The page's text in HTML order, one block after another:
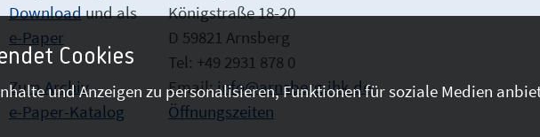
Downloadund als
e-Paper
Zum Archiv
e-Paper-Katalog
Königstraße 18-20
D 59821 Arnsberg
Tel: +49 2931 878 0
Email:info@arnsberg.ihk.de
Öffnungszeiten
Cookies
und Anzeigen zu personalisieren, Funktionen für soziale Medien